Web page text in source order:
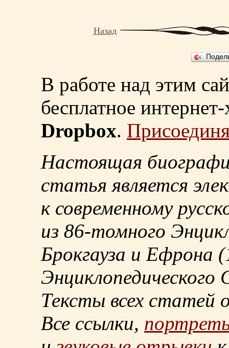
Назад
В работе над этим
бесплатное
Dropbox.
Настоящая
статья является
к современному
из 86-томного
Брокгауза и Ефрона
Энциклопедического
Тексты всех статей
Все ссылки,